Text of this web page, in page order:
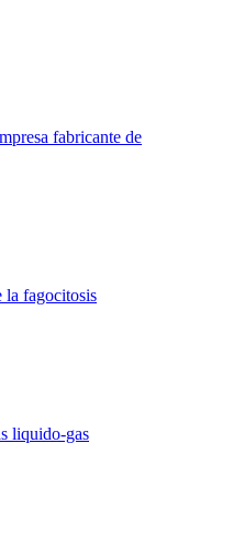
fabricante de
la fagocitosis
liquido-gas